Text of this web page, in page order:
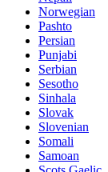
Norwegian
Pashto
Persian
Punjabi
Serbian
Sesotho
Sinhala
Slovak
Slovenian
Somali
Samoan